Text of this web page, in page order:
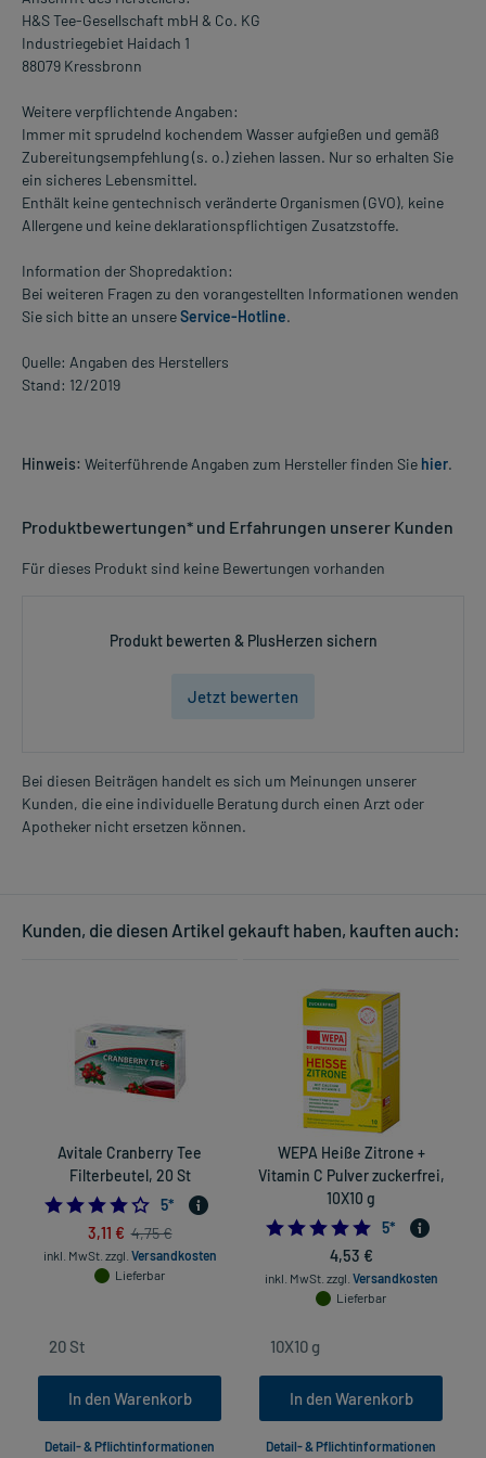
H&S Tee-Gesellschaft mbH & Co. KG
Industriegebiet Haidach 1
88079 Kressbronn
Weitere verpflichtende Angaben:
Immer mit sprudelnd kochendem Wasser aufgießen und gemäß
Zubereitungsempfehlung (s. o.) ziehen lassen. Nur so erhalten Sie
ein sicheres Lebensmittel.
Enthält keine gentechnisch veränderte Organismen (GVO), keine
Allergene und keine deklarationspflichtigen Zusatzstoffe.
Information der Shopredaktion:
Bei weiteren Fragen zu den vorangestellten Informationen wenden
Sie sich bitte an unsereService-Hotline.
Quelle: Angaben des Herstellers
Stand: 12/2019
Hinweis: Weiterführende Angaben zum Hersteller finden Sie hier.
Produktbewertungen* und Erfahrungen unserer Kunden
Für dieses Produkt sind keine Bewertungen vorhanden
Produkt bewerten & PlusHerzen sichern
Jetzt bewerten
Bei diesen Beiträgen handelt es sich um Meinungen unserer
Kunden, die eine individuelle Beratung durch einen Arzt oder
Apotheker nicht ersetzen können.
Kunden, die diesen Artikel gekauft haben, kauften auch:
Avitale Cranberry Tee
Filterbeutel, 20 St
3.8
5*
3,11 € 4,75 €
inkl. MwSt. zzgl. Versandkosten
Lieferbar
In den Warenkorb
Detail- & Pflichtinformationen
WEPA Heiße Zitrone +
Vitamin C Pulver zuckerfrei,
10X10 g
5.0
5*
4,53 €
inkl. MwSt. zzgl. Versandkosten
Lieferbar
In den Warenkorb
Detail- & Pflichtinformationen